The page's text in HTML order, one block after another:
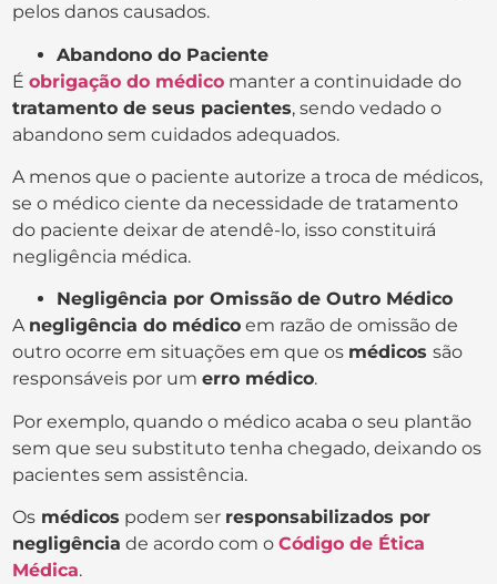
pelos danos causados.
Abandono do Paciente
Éobrigação do médico manter a continuidade do
tratamento de seus pacientes, sendo vedado o
abandono sem cuidados adequados.
A menos que o paciente autorize a troca de médicos,
se o médico ciente da necessidade de tratamento
do paciente deixar de atendê-lo, isso constituirá
negligência médica.
Negligência por Omissão de Outro Médico
A negligência do médico em razão de omissão de
outro ocorre em situações em que os médicossão
responsáveis por umerro médico.
Por exemplo, quando o médico acaba o seu plantão
sem que seu substituto tenha chegado, deixando os
pacientes sem assistência.
Os médicos podem ser responsabilizados por
negligência de acordo com oCódigo de Ética
Médica.